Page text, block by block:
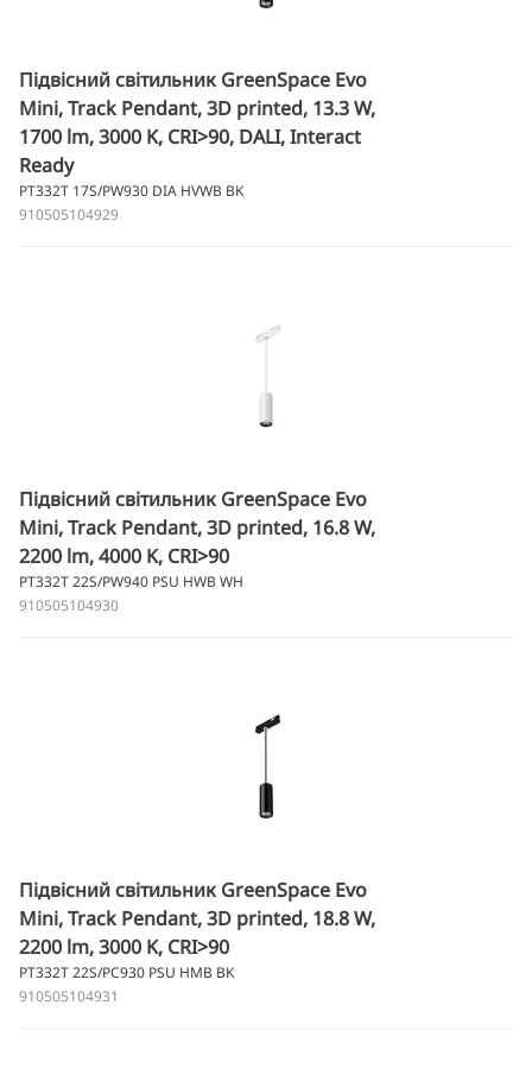
Підвісний світильник GreenSpace Evo
Mini, Track Pendant, 3D printed, 13.3 W,
1700 lm, 3000 K, CRI>90, DALI, Interact
Ready
PT332T 17S/PW930 DIA HVWB BK
910505104929
Підвісний світильник GreenSpace Evo
Mini, Track Pendant, 3D printed, 16.8 W,
2200 lm, 4000 K, CRI>90
PT332T 22S/PW940 PSU HWB WH
910505104930
Підвісний світильник GreenSpace Evo
Mini, Track Pendant, 3D printed, 18.8 W,
2200 lm, 3000 K, CRI>90
PT332T 22S/PC930 PSU HMB BK
910505104931